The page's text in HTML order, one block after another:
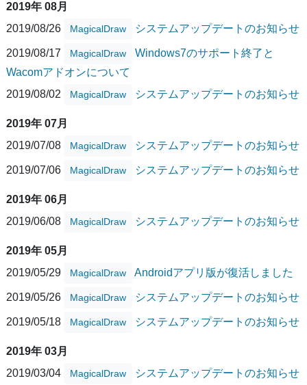
2019年 08月
2019/08/26
MagicalDraw システムアップデートのお知らせ
2019/08/17 MagicalDraw
Windows7のサポート終了と
Wacomアドオンについて
2019/08/02
MagicalDraw システムアップデートのお知らせ
2019年 07月
2019/07/08
MagicalDraw システムアップデートのお知らせ
2019/07/06 MagicalDraw システムアップデートのお知らせ
2019年 06月
2019/06/08
MagicalDraw システムアップデートのお知らせ
2019年 05月
2019/05/29
MagicalDraw Androidアプリ版が復活しました
2019/05/26 MagicalDraw システムアップデートのお知らせ
2019/05/18 MagicalDraw システムアップデートのお知らせ
2019年 03月
2019/03/04
MagicalDraw システムアップデートのお知らせ